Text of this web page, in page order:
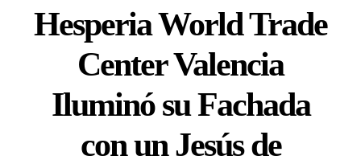
Hesperia World Trade
Center Valencia
Iluminó su Fachada
con un Jesús de